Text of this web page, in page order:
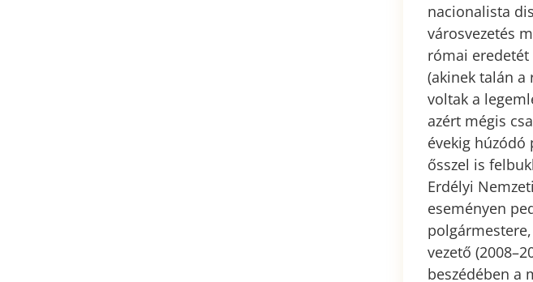
nacionalista
városvezetés
római eredetét
(akinek talán a
voltak a
azért mégis
évekig húzódó
ősszel is
Erdélyi
eseményen
vezető
beszédében a